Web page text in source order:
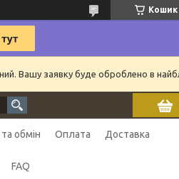
Кошик
Вашу заявку буде оброблено в
обмін Оплата Доставка
FAQ